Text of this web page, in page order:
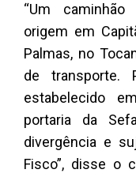
“Um caminhão
origem em
Palmas, no
de transporte.
estabelecido
portaria da
divergência e
Fisco”, disse o